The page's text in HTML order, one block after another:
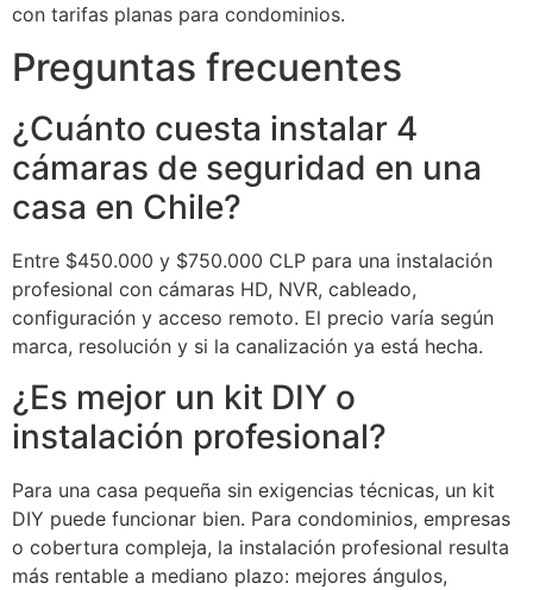
con tarifas planas para condominios.
Preguntas frecuentes
¿Cuánto cuesta instalar 4
cámaras de seguridad en una
casa en Chile?
Entre $450.000 y $750.000 CLP para una instalación
profesional con cámaras HD, NVR, cableado,
configuración y acceso remoto. El precio varía según
marca, resolución y si la canalización ya está hecha.
¿Es mejor un kit DIY o
instalación profesional?
Para una casa pequeña sin exigencias técnicas, un kit
DIY puede funcionar bien. Para condominios, empresas
o cobertura compleja, la instalación profesional resulta
más rentable a mediano plazo: mejores ángulos,